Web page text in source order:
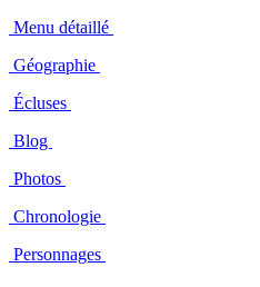
Menu détaillé
Géographie
Écluses
Blog
Photos
Chronologie
Personnages